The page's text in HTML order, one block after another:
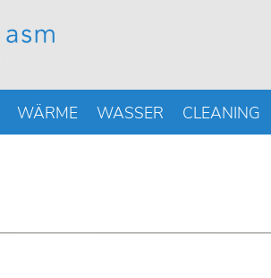
WÄRME WASSER CLEANING